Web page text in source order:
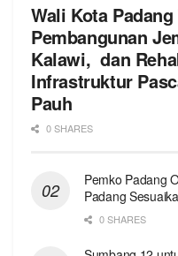
Wali Kota
Pembangunan
Kalawi, dan
Infrastruktur
Pauh
0 SHARES
Pemko Padang
Padang
0 SHARES